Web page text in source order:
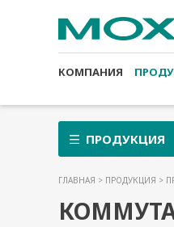
КОМПАНИЯ
ПРОДУКЦИЯ
ГЛАВНАЯ > ПРОДУКЦИЯ >